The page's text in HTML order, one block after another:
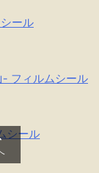
ール
フィルムシール
シール